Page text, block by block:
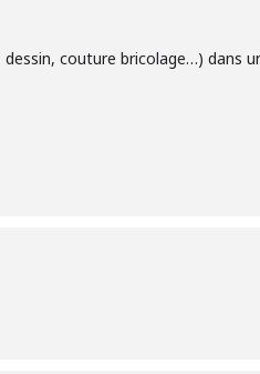
couture bricolage…) dans